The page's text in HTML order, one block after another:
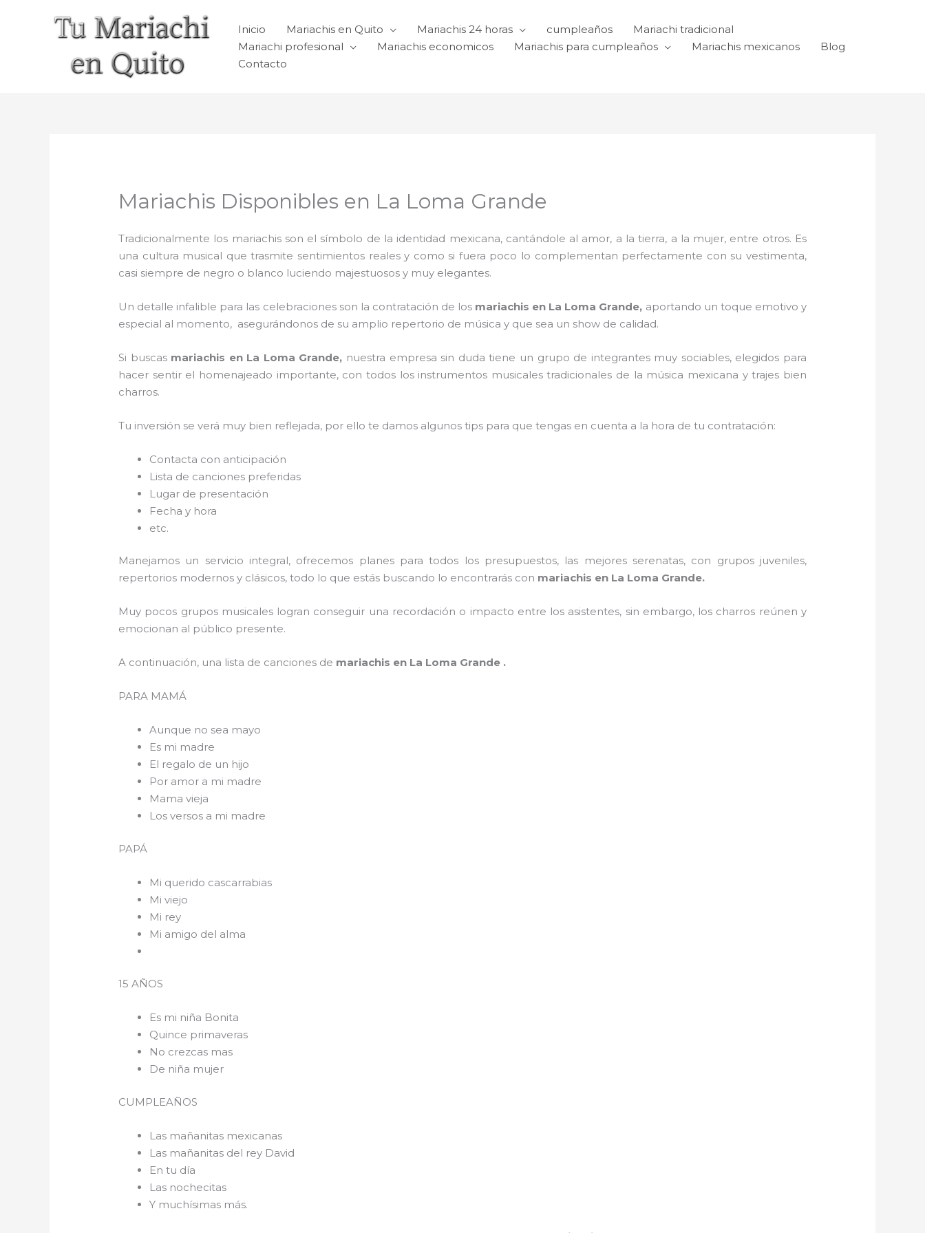
Inicio Mariachis en Quito Mariachis 24 horas cumpleaños
Mariachi tradicional
Mariachi profesional
Mariachis economicos Mariachis para cumpleaños Mariachis mexicanos
Blog
Contacto
Mariachis Disponibles en La Loma Grande
Tradicionalmente los mariachis son el símbolo de la identidad mexicana, cantándole al amor, a la tierra, a la mujer, entre otros. Es
una cultura musical que trasmite sentimientos reales y como si fuera poco lo complementan perfectamente con su vestimenta,
casi siempre de negro o blanco luciendo majestuosos y muy elegantes.
Un detalle infalible para las celebraciones son la contratación de los mariachis en La Loma Grande, aportando un toque emotivo y
especial al momento, asegurándonos de su amplio repertorio de música y que sea un show de calidad.
Si buscas mariachis en La Loma Grande, nuestra empresa sin duda tiene un grupo de integrantes muy sociables, elegidos para
hacer sentir el homenajeado importante, con todos los instrumentos musicales tradicionales de la música mexicana y trajes bien
charros.
Tu inversión se verá muy bien reflejada, por ello te damos algunos tips para que tengas en cuenta a la hora de tu contratación:
Contacta con anticipación
Lista de canciones preferidas
Lugar de presentación
Fecha y hora
etc.
Manejamos un servicio integral, ofrecemos planes para todos los presupuestos, las mejores serenatas, con grupos juveniles,
repertorios modernos y clásicos, todo lo que estás buscando lo encontrarás con mariachis en La Loma Grande.
Muy pocos grupos musicales logran conseguir una recordación o impacto entre los asistentes, sin embargo, los charros reúnen y
emocionan al público presente.
A continuación, una lista de canciones de mariachis en La Loma Grande .
PARA MAMÁ
Aunque no sea mayo
Es mi madre
El regalo de un hijo
Por amor a mi madre
Mama vieja
Los versos a mi madre
PAPÁ
Mi querido cascarrabias
Mi viejo
Mi rey
Mi amigo del alma
15 AÑOS
Es mi niña Bonita
Quince primaveras
No crezcas mas
De niña mujer
CUMPLEAÑOS
Las mañanitas mexicanas
Las mañanitas del rey David
En tu día
Las nochecitas
Y muchísimas más.